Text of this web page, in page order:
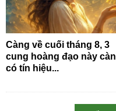
Càng về cuối tháng 8, 3
cung hoàng đạo này
có tín hiệu...